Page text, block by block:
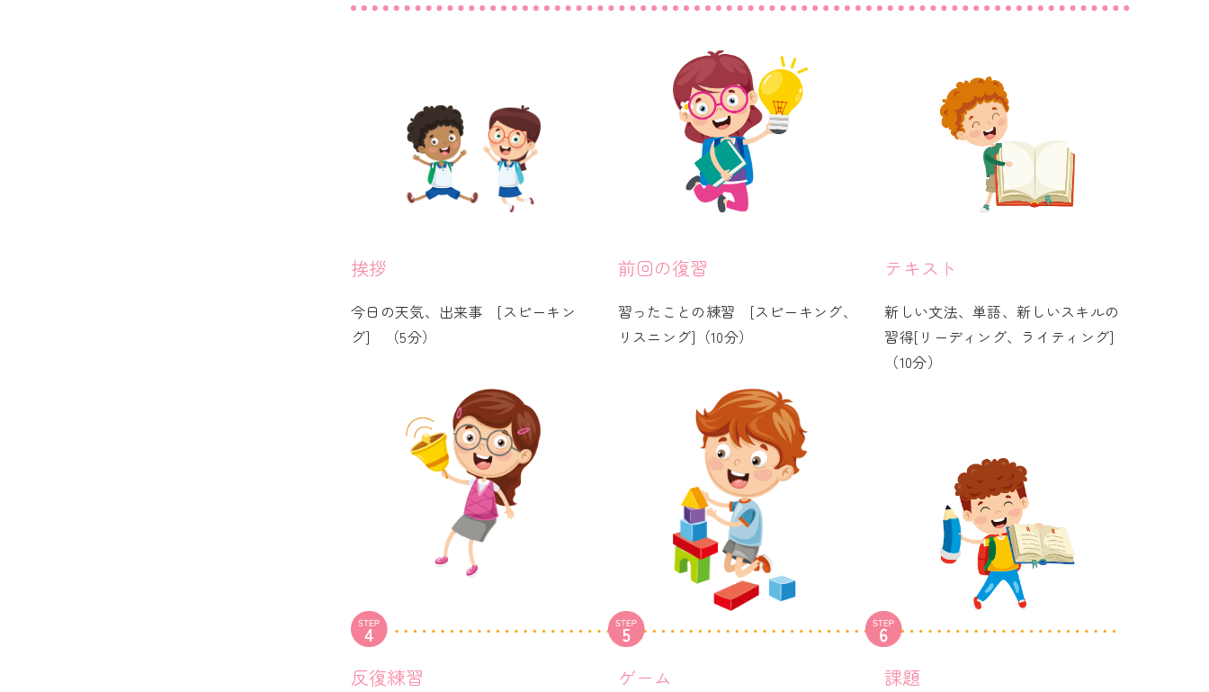
挨拶
今日の天気、出来事 [スピーキン
グ] （5分）
前回の復習
習ったことの練習 [スピーキング、
リスニング]（10分）
テキスト
新しい文法、単語、新しいスキルの
習得[リーディング、ライティング]
（10分）
反復練習 ゲーム 課題